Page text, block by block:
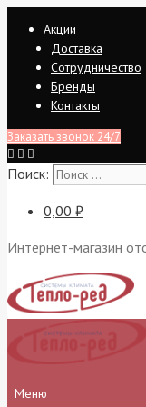
содержимому
Акции
Доставка
Сотрудничество
Бренды
Контакты
Заказать звонок 24/7
Поиск:
0,00 ₽
Интернет-магазин
Меню